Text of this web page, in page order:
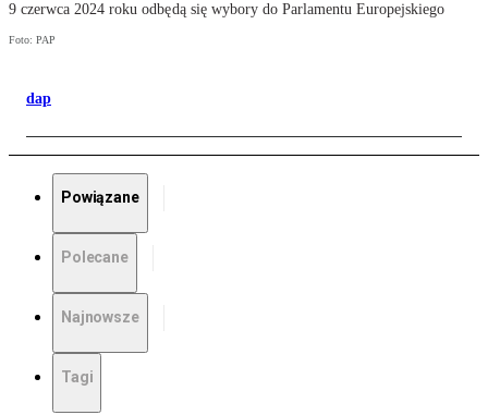
9 czerwca 2024 roku odbędą się wybory do Parlamentu Europejskiego
Foto: PAP
dap
Powiązane
Polecane
Najnowsze
Tagi